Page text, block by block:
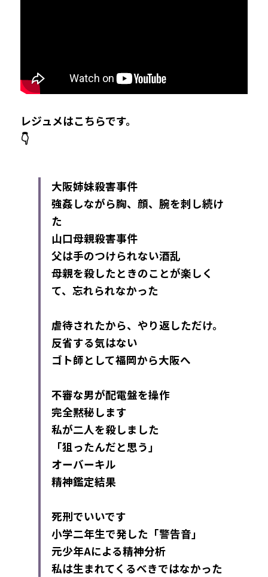
レジュメはこちらです。
👇
大阪姉妹殺害事件
強姦しながら胸、顔、腕を刺し続け
た
山口母親殺害事件
父は手のつけられない酒乱
母親を殺したときのことが楽しく
て、忘れられなかった
虐待されたから、やり返しただけ。
反省する気はない
ゴト師として福岡から大阪へ
不審な男が配電盤を操作
完全黙秘します
私が二人を殺しました
「狙ったんだと思う」
オーバーキル
精神鑑定結果
死刑でいいです
小学二年生で発した「警告音」
元少年Aによる精神分析
私は生まれてくるべきではなかった